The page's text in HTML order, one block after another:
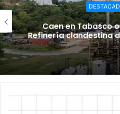
Caen en Tabasco
Refinería clandestina